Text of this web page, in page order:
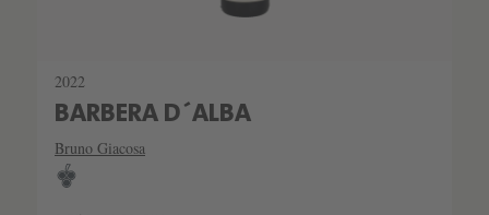
2022
BARBERA D´ALBA
Bruno Giacosa